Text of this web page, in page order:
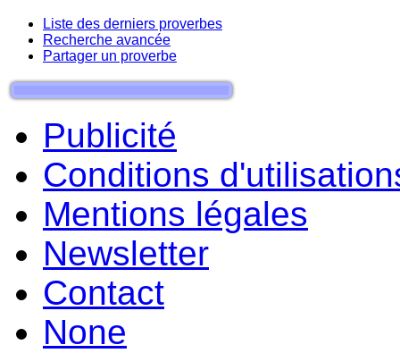
Liste des derniers proverbes
Recherche avancée
Partager un proverbe
Publicité
Conditions
Mentions légales
Newsletter
Contact
None